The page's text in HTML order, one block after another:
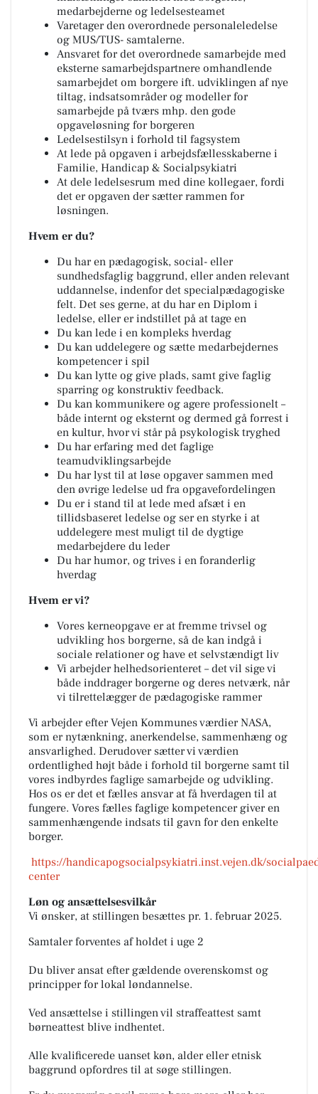
medarbejderne og ledelsesteamet
Varetager den overordnede personaleledelse
og MUS/TUS- samtalerne.
Ansvaret for det overordnede samarbejde med
eksterne samarbejdspartnere omhandlende
samarbejdet om borgere ift. udviklingen af nye
tiltag, indsatsområder og modeller for
samarbejde på tværs mhp. den gode
opgaveløsning for borgeren
Ledelsestilsyn i forhold til fagsystem
At lede på opgaven i arbejdsfællesskaberne i
Familie, Handicap & Socialpsykiatri
At dele ledelsesrum med dine kollegaer, fordi
det er opgaven der sætter rammen for
løsningen.
Hvem er du?
Du har en pædagogisk, social- eller
sundhedsfaglig baggrund, eller anden relevant
uddannelse, indenfor det specialpædagogiske
felt. Det ses gerne, at du har en Diplom i
ledelse, eller er indstillet på at tage en
Du kan lede i en kompleks hverdag
Du kan uddelegere og sætte medarbejdernes
kompetencer i spil
Du kan lytte og give plads, samt give faglig
sparring og konstruktiv feedback.
Du kan kommunikere og agere professionelt –
både internt og eksternt og dermed gå forrest i
en kultur, hvor vi står på psykologisk tryghed
Du har erfaring med det faglige
teamudviklingsarbejde
Du har lyst til at løse opgaver sammen med
den øvrige ledelse ud fra opgavefordelingen
Du er i stand til at lede med afsæt i en
tillidsbaseret ledelse og ser en styrke i at
uddelegere mest muligt til de dygtige
medarbejdere du leder
Du har humor, og trives i en foranderlig
hverdag
Hvem er vi?
Vores kerneopgave er at fremme trivsel og
udvikling hos borgerne, så de kan indgå i
sociale relationer og have et selvstændigt liv
Vi arbejder helhedsorienteret – det vil sige vi
både inddrager borgerne og deres netværk, når
vi tilrettelægger de pædagogiske rammer
Vi arbejder efter Vejen Kommunes værdier NASA,
som er nytænkning, anerkendelse, sammenhæng og
ansvarlighed. Derudover sætter vi værdien
ordentlighed højt både i forhold til borgerne samt til
vores indbyrdes faglige samarbejde og udvikling.
Hos os er det et fælles ansvar at få hverdagen til at
fungere. Vores fælles faglige kompetencer giver en
sammenhængende indsats til gavn for den enkelte
borger.
https://handicapogsocialpsykiatri.inst.vejen.dk/
center
Løn og ansættelsesvilkår
Vi ønsker, at stillingen besættes pr. 1. februar 2025.
Samtaler forventes af holdet i uge 2
Du bliver ansat efter gældende overenskomst og
principper for lokal løndannelse.
Ved ansættelse i stillingen vil straffeattest samt
børneattest blive indhentet.
Alle kvalificerede uanset køn, alder eller etnisk
baggrund opfordres til at søge stillingen.